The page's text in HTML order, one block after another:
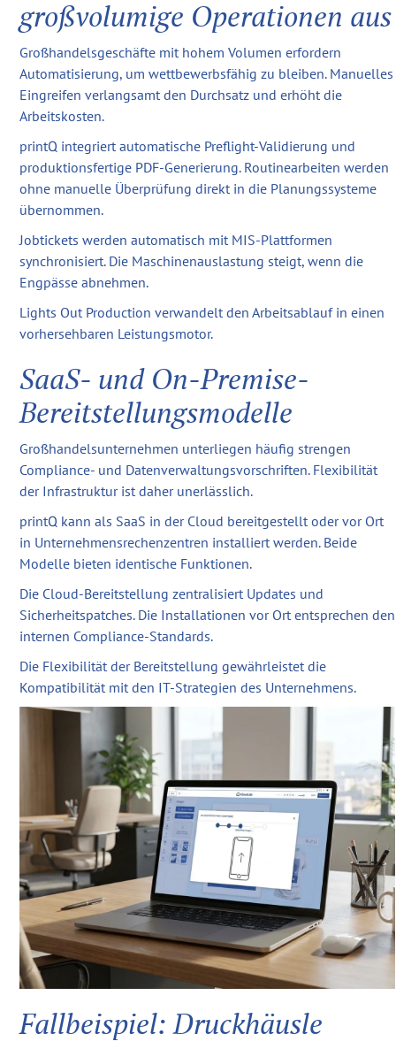
großvolumige Operationen aus
Großhandelsgeschäfte mit hohem Volumen erfordern
Automatisierung, um wettbewerbsfähig zu bleiben. Manuelles
Eingreifen verlangsamt den Durchsatz und erhöht die
Arbeitskosten.
printQ integriert automatische Preflight-Validierung und
produktionsfertige PDF-Generierung. Routinearbeiten werden
ohne manuelle Überprüfung direkt in die Planungssysteme
übernommen.
Jobtickets werden automatisch mit MIS-Plattformen
synchronisiert. Die Maschinenauslastung steigt, wenn die
Engpässe abnehmen.
Lights Out Production verwandelt den Arbeitsablauf in einen
vorhersehbaren Leistungsmotor.
SaaS- und On-Premise-
Bereitstellungsmodelle
Großhandelsunternehmen unterliegen häufig strengen
Compliance- und Datenverwaltungsvorschriften. Flexibilität
der Infrastruktur ist daher unerlässlich.
printQ kann als SaaS in der Cloud bereitgestellt oder vor Ort
in Unternehmensrechenzentren installiert werden. Beide
Modelle bieten identische Funktionen.
Die Cloud-Bereitstellung zentralisiert Updates und
Sicherheitspatches. Die Installationen vor Ort entsprechen den
internen Compliance-Standards.
Die Flexibilität der Bereitstellung gewährleistet die
Kompatibilität mit den IT-Strategien des Unternehmens.
Fallbeispiel: Druckhäusle